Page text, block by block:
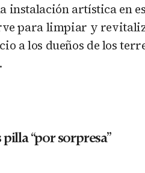
instalación artística en
para limpiar y
a los dueños de los
“por sorpresa”